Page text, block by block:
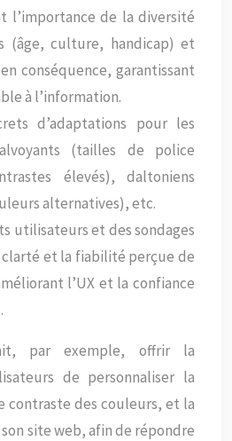
l’importance de la diversité
(âge, culture, handicap) et
conséquence, garantissant
à l’information.
d’adaptations pour les
(tailles de police
élevés), daltoniens
alternatives), etc.
utilisateurs et des sondages
et la fiabilité perçue de
l’UX et la confiance
par exemple, offrir la
de personnaliser la
contraste des couleurs, et la
site web, afin de répondre